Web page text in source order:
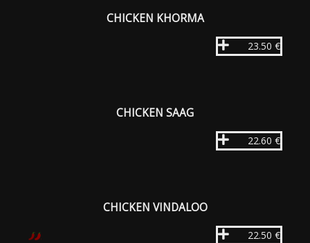
CHICKEN KHORMA
23.50 €
CHICKEN SAAG
22.60 €
CHICKEN VINDALOO
22.50 €